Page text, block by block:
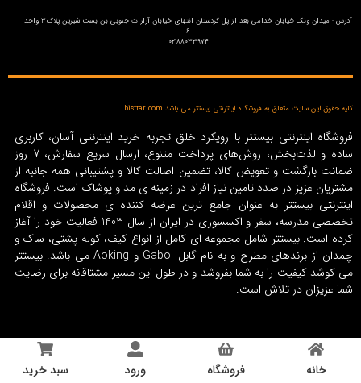
آدرس : میدان ونک خیابان خدامی بعد از پل کردستان انتهای خیابان آرارات جنوبی بن بست شیرین پلاک3 واحد
6
02188033974
کلیه حقوق این سایت متعلق به فروشگاه اینترنتی بیستتر می باشد bisttar.com
فروشگاه اینترنتی بیستتر با رویکرد خلق تجربه خرید اینترنتی آسان، کاربری
ساده و لذت‌بخش، روش‌های پرداخت متنوع، ارسال سریع سفارش، 7 روز
ضمانت بازگشت و تعویض کالا، تضمین اصالت کالا و پشتیبانی همه جانبه از
مشتریان عزیز در صدد تامین نیاز افراد در زمینه‌ ی مد و پوشاک است. فروشگاه
اینترنتی بیستتر به عنوان جامع ترین عرضه کننده ی محصولات و اقلام
تخصصی مدرسه، سفر و اکسسوری در ایران از سال 1403 فعالیت خود را آغاز
کرده است. بیستتر شامل مجموعه ای کامل از انواع کیف، کوله پشتی، ساک و
چمدان از برندهای مطرح و به نام گابل Gabol و Aoking می باشد. بیستتر
می کوشد کیفیت را به شما بفروشد و در طول این مسیر مشتاقانه برای رضایت
شما عزیزان در تلاش است.
خانه فروشگاه ورود سبد خرید